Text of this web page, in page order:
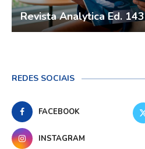
Revista Analytica Ed. 143
REDES SOCIAIS
FACEBOOK
INSTAGRAM